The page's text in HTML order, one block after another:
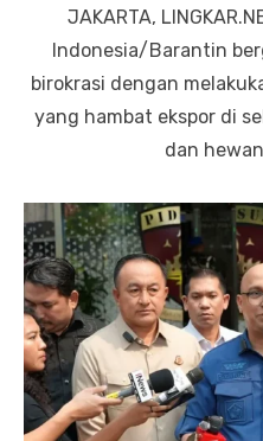
JAKARTA,
Indonesia/Barantin
birokrasi dengan
yang hambat ekspor di
dan